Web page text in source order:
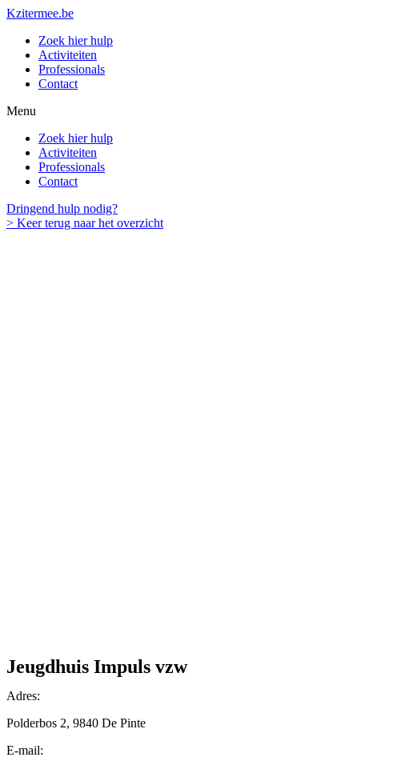
Spring
inhoud
Kzitermee.be
Zoek hier hulp
Activiteiten
Professionals
Contact
Menu
Zoek hier hulp
Activiteiten
Professionals
Contact
Dringend hulp nodig?
> Keer terug naar het overzicht
Jeugdhuis Impuls vzw
Adres:
Polderbos 2, 9840 De Pinte
E-mail: